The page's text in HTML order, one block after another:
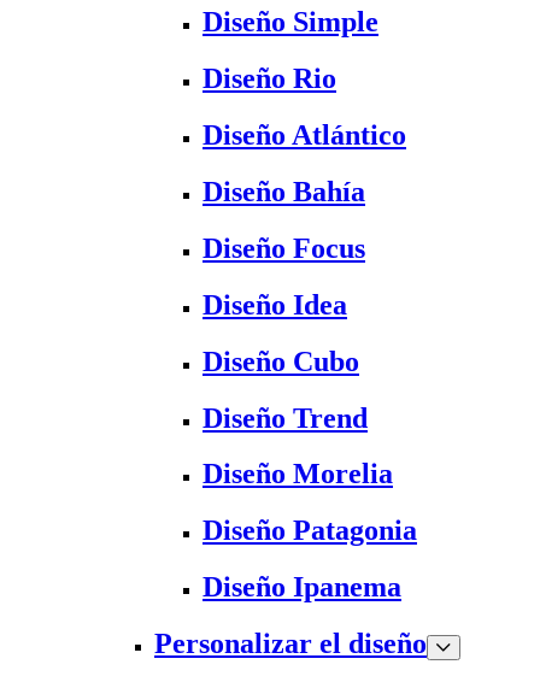
Diseño Simple
Diseño Rio
Diseño Atlántico
Diseño Bahía
Diseño Focus
Diseño Idea
Diseño Cubo
Diseño Trend
Diseño Morelia
Diseño Patagonia
Diseño Ipanema
Personalizar el diseño